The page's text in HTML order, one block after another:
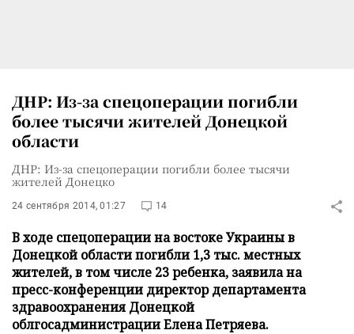
ДНР: Из-за спецоперации погибли
более тысячи жителей Донецкой
области
ДНР: Из-за спецоперации погибли более тысячи
жителей Донецко
24 сентября 2014, 01:27 14
В ходе спецоперации на востоке Украины в
Донецкой области погибли 1,3 тыс. местных
жителей, в том числе 23 ребенка, заявила на
пресс-конференции директор департамента
здравоохранения Донецкой
облгосадминистрации Елена Петряева.